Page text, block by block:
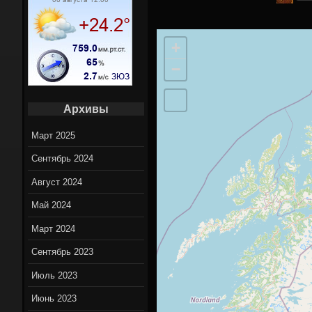
+
−
Архивы
Март 2025
Сентябрь 2024
Август 2024
Май 2024
Март 2024
Сентябрь 2023
Июль 2023
Июнь 2023